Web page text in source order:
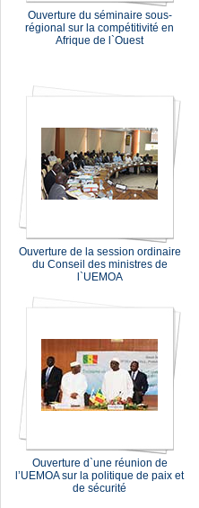
Ouverture du séminaire sous-
régional sur la compétitivité en
Afrique de l`Ouest
Ouverture de la session ordinaire
du Conseil des ministres de
l`UEMOA
Ouverture d`une réunion de
l’UEMOA sur la politique de paix et
de sécurité